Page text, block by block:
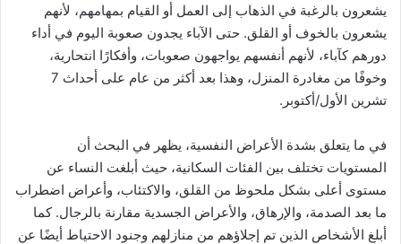
يشعرون بالرغبة في الذهاب إلى العمل أو القيام بمهامهم، لأنهم
يشعرون بالخوف أو القلق. حتى الآباء يجدون صعوبة اليوم في أداء
دورهم كآباء، لأنهم أنفسهم يواجهون صعوبات، وأفكارًا انتحارية،
وخوفًا من مغادرة المنزل، وهذا بعد أكثر من عام على أحداث 7
تشرين الأول/أكتوبر.
في ما يتعلق بشدة الأعراض النفسية، يظهر في البحث أن
المستويات تختلف بين الفئات السكانية، حيث أبلغت النساء عن
مستوى أعلى بشكل ملحوظ من القلق، والاكتئاب، وأعراض اضطراب
ما بعد الصدمة، والإرهاق، والأعراض الجسدية مقارنة بالرجال. كما
أبلغ الأشخاص الذين تم إجلاؤهم من منازلهم وجنود الاحتياط أيضًا عن